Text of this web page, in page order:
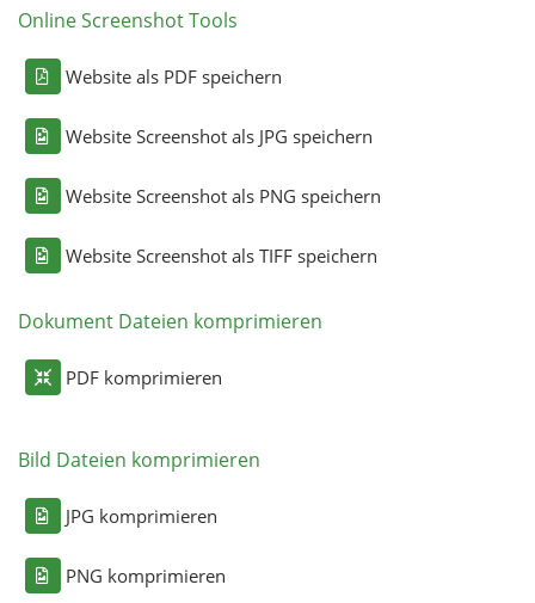
Online Screenshot Tools
Website als PDF speichern
Website Screenshot als JPG speichern
Website Screenshot als PNG speichern
Website Screenshot als TIFF speichern
Dokument Dateien komprimieren
PDF komprimieren
Bild Dateien komprimieren
JPG komprimieren
PNG komprimieren